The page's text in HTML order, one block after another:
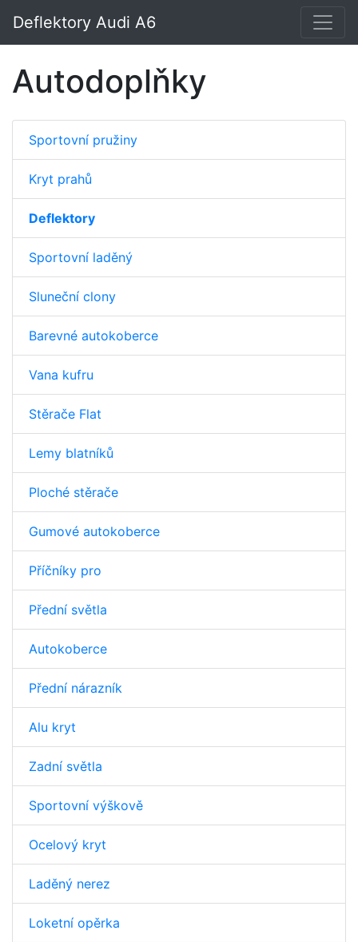
Deflektory Audi A6
Autodoplňky
Sportovní pružiny
Kryt prahů
Deflektory
Sportovní laděný
Sluneční clony
Barevné autokoberce
Vana kufru
Stěrače Flat
Lemy blatníků
Ploché stěrače
Gumové autokoberce
Příčníky pro
Přední světla
Autokoberce
Přední nárazník
Alu kryt
Zadní světla
Sportovní výškově
Ocelový kryt
Laděný nerez
Loketní opěrka